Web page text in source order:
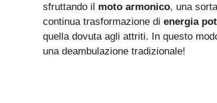
sfruttando il moto armonico, una
continua trasformazione di energia
quella dovuta agli attriti. In questo
una deambulazione tradizionale!